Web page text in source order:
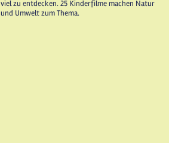
viel zu entdecken. 25 Kinderfilme machen Natur
und Umwelt zum Thema.